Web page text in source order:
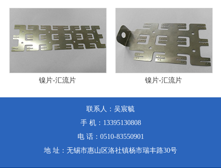
镍片-汇流片 镍片-汇流片
联系人：吴宸毓
手 机：13395130808
电 话：0510-83550901
地 址：无锡市惠山区洛社镇杨市瑞丰路30号